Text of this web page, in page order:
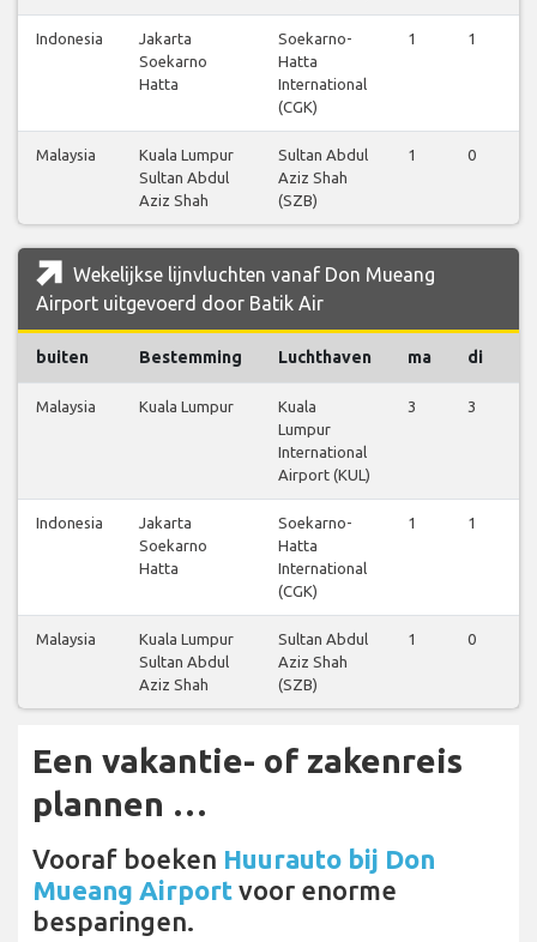
Indonesia
Jakarta
Soekarno
Hatta
Soekarno-
Hatta
International
(CGK)
1 1
Malaysia
Kuala Lumpur
Sultan Abdul
Aziz Shah
Sultan Abdul
Aziz Shah
(SZB)
1 0
Wekelijkse lijnvluchten vanaf Don Mueang
Airport uitgevoerd door Batik Air
buiten Bestemming Luchthaven ma di
Malaysia Kuala Lumpur
Kuala
Lumpur
International
Airport (KUL)
3 3
Indonesia
Jakarta
Soekarno
Hatta
Soekarno-
Hatta
International
(CGK)
1 1
Malaysia
Kuala Lumpur
Sultan Abdul
Aziz Shah
Sultan Abdul
Aziz Shah
(SZB)
1 0
Een vakantie- of zakenreis
plannen …
Vooraf boeken Huurauto bij Don
Mueang Airport voor enorme
besparingen.